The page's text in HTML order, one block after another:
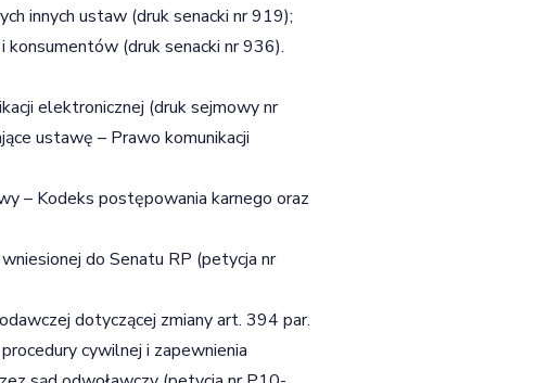
innych ustaw (druk senacki nr 919);
(druk senacki nr 936).
elektronicznej (druk sejmowy nr
ustawę – Prawo komunikacji
– Kodeks postępowania karnego oraz
do Senatu RP (petycja nr
dotyczącej zmiany art. 394 par.
cywilnej i zapewnienia